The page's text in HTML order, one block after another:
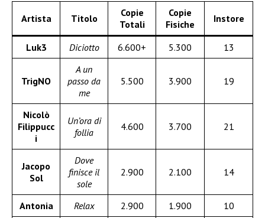
Artista Titolo
Copie
Totali
Copie
Fisiche
Instore
Luk3 Diciotto 6.600+ 5.300 13
TrigNO
A un
passo da
me
5.500 3.900 19
Nicolò
Filippucc
i
Un’ora di
follia
4.600 3.700 21
Jacopo
Sol
Dove
finisce il
sole
2.900 2.100 14
Antonia Relax 2.900 1.900
10